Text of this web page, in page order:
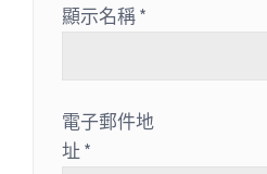
顯示名稱*
電子郵件地
址 *